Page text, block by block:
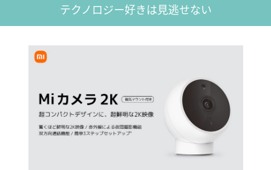
テクノロジー好きは見逃せない